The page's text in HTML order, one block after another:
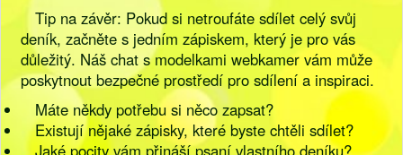
Tip na závěr: Pokud si netroufáte sdílet celý svůj
deník, začněte s jedním zápiskem, který je pro vás
důležitý. Náš chat s modelkami webkamer vám může
poskytnout bezpečné prostředí pro sdílení a inspiraci.
Máte někdy potřebu si něco zapsat?
Existují nějaké zápisky, které byste chtěli sdílet?
Jaké pocity vám přináší psaní vlastního deníku?